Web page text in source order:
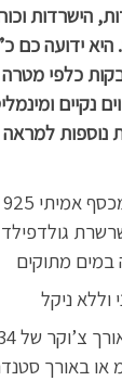
הישרדות
ידועה כם
כלפי מטרה
נקיים
נוספות
גולדפילד
במים מתוקים
וללא ניקל